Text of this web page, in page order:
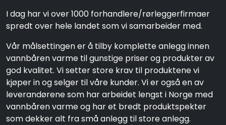
I dag har vi over 1000 forhandlere/rørleggerfirmaer
spredt over hele landet som vi samarbeider med.
Vår målsettingen er å tilby komplette anlegg innen
vannbåren varme til gunstige priser og produkter av
god kvalitet. Vi setter store krav til produktene vi
kjøper in og selger til våre kunder. Vi er også en av
leverandørene som har arbeidet lengst i Norge med
vannbåren varme og har et bredt produktspekter
som dekker alt fra små anlegg til store anlegg.